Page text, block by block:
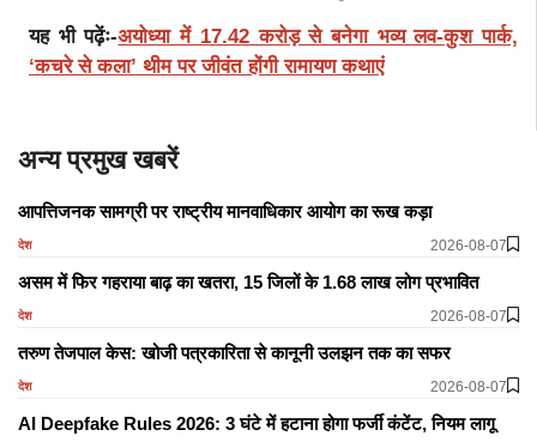
यह भी पढ़ेंः-अयोध्या में 17.42 करोड़ से बनेगा भव्य लव-कुश पार्क,
‘कचरे से कला’ थीम पर जीवंत होंगी रामायण कथाएं
अन्य प्रमुख खबरें
आपत्तिजनक सामग्री पर राष्ट्रीय मानवाधिकार आयोग का रूख कड़ा
देश 2026-08-07
असम में फिर गहराया बाढ़ का खतरा, 15 जिलों के 1.68 लाख लोग प्रभावित
देश 2026-08-07
तरुण तेजपाल केस: खोजी पत्रकारिता से कानूनी उलझन तक का सफर
देश 2026-08-07
AI Deepfake Rules 2026: 3 घंटे में हटाना होगा फर्जी कंटेंट, नियम लागू